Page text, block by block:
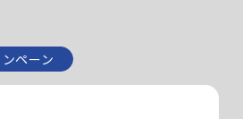
読み物
ペーン